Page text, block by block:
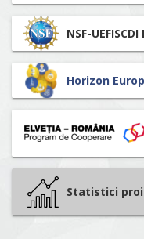
NSF-
Horizon
Statistici